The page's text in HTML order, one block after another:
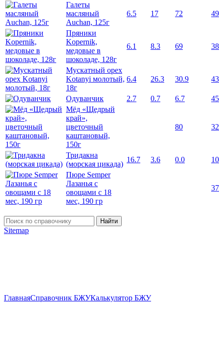
Галеты
масляный
Auchan, 125г
6.5 17 72
Пряники
Kopernik,
медовые в
шоколаде, 128г
6.1 8.3 69
Мускатный орех
Kotanyi молотый,
18г
6.4 26.3 30.9
Одуванчик 2.7 0.7 6.7
45
Мёд «Щедрый
край»,
цветочный
каштановый,
150г
80
Тридакна
(морская цикада)
16.7 3.6 0.0
Пюре Semper
Лазанья с
овощами c 18
мес, 190 гр
Найти
Sitemap
ГлавнаяСправочник БЖУКалькулятор БЖУ